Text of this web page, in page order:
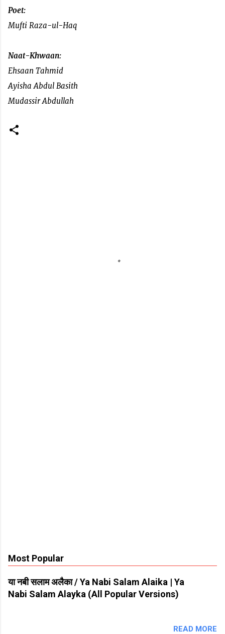
Poet:
Mufti Raza-ul-Haq
Naat-Khwaan:
Ehsaan Tahmid
Ayisha Abdul Basith
Mudassir Abdullah
Most Popular
या नबी सलाम अलैका / Ya Nabi Salam Alaika | Ya
Nabi Salam Alayka (All Popular Versions)
READ MORE